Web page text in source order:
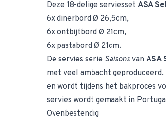
Deze 18-delige serviesset ASA
6x dinerbord Ø 26,5cm,
6x ontbijtbord Ø 21cm,
6x pastabord Ø 21cm.
De servies serie Saisonsvan ASA
met veel ambacht
en wordt tijdens het bakproces
servies wordt gemaakt in
Ovenbestendig